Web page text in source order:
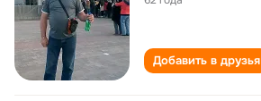
Добавить в друзья